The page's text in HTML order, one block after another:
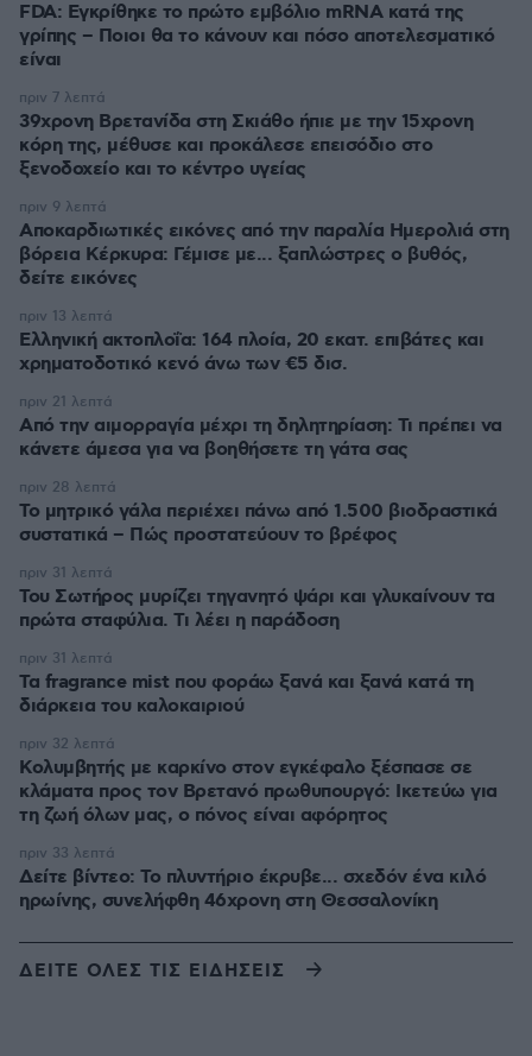
FDA: Εγκρίθηκε το πρώτο εμβόλιο mRNA κατά της
γρίπης – Ποιοι θα το κάνουν και πόσο αποτελεσματικό
είναι
39χρονη Βρετανίδα στη Σκιάθο ήπιε με την 15χρονη
κόρη της, μέθυσε και προκάλεσε επεισόδιο στο
ξενοδοχείο και το κέντρο υγείας
πριν 7 λεπτά
Αποκαρδιωτικές εικόνες από την παραλία Ημερολιά στη
βόρεια Κέρκυρα: Γέμισε με... ξαπλώστρες ο βυθός,
δείτε εικόνες
πριν 9 λεπτά
Ελληνική ακτοπλοΐα: 164 πλοία, 20 εκατ. επιβάτες και
χρηματοδοτικό κενό άνω των €5 δισ.
πριν 13 λεπτά
Από την αιμορραγία μέχρι τη δηλητηρίαση: Τι πρέπει να
κάνετε άμεσα για να βοηθήσετε τη γάτα σας
πριν 21 λεπτά
Το μητρικό γάλα περιέχει πάνω από 1.500 βιοδραστικά
συστατικά – Πώς προστατεύουν το βρέφος
πριν 28 λεπτά
Του Σωτήρος μυρίζει τηγανητό ψάρι και γλυκαίνουν τα
πρώτα σταφύλια. Τι λέει η παράδοση
πριν 31 λεπτά
Τα fragrance mist που φοράω ξανά και ξανά κατά τη
διάρκεια του καλοκαιριού
πριν 31 λεπτά
Κολυμβητής με καρκίνο στον εγκέφαλο ξέσπασε σε
κλάματα προς τον Βρετανό πρωθυπουργό: Ικετεύω για
τη ζωή όλων μας, ο πόνος είναι αφόρητος
πριν 32 λεπτά
Δείτε βίντεο: Το πλυντήριο έκρυβε... σχεδόν ένα κιλό
ηρωίνης, συνελήφθη 46χρονη στη Θεσσαλονίκη
πριν 33 λεπτά
ΔΕΙΤΕ ΟΛΕΣ ΤΙΣ ΕΙΔΗΣΕΙΣ